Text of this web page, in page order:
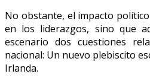
No obstante, el impacto
en los liderazgos, sino que
escenario dos cuestiones
nacional: Un nuevo plebiscito
Irlanda.